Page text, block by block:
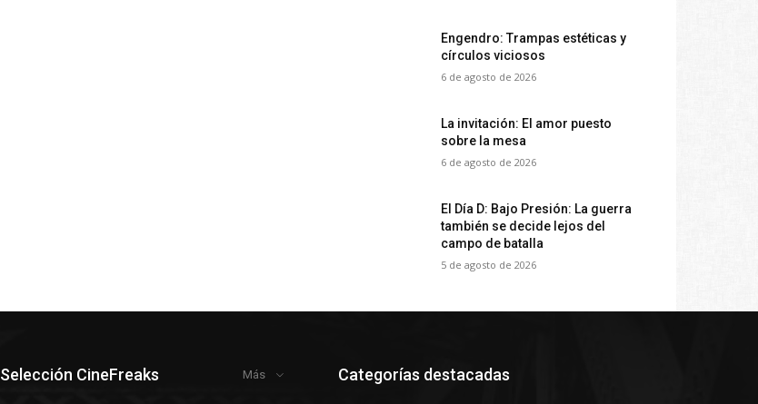
Engendro: Trampas estéticas y
círculos viciosos
6 de agosto de 2026
La invitación: El amor puesto
sobre la mesa
6 de agosto de 2026
El Día D: Bajo Presión: La guerra
también se decide lejos del
campo de batalla
5 de agosto de 2026
Selección CineFreaks Más Categorías destacadas